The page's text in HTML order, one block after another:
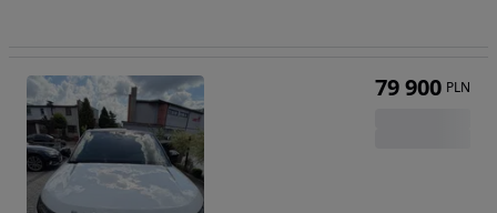
79 900 PLN